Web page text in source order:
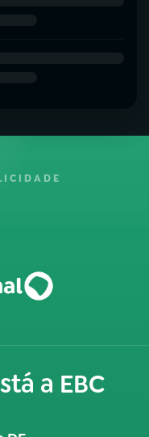
a EBC